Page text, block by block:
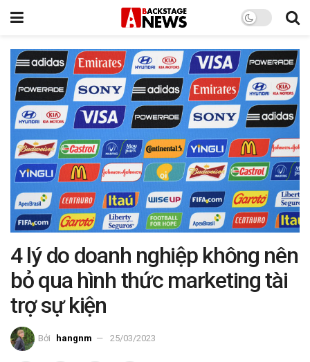
4 lý do doanh nghiệp không nên
bỏ qua hình thức marketing tài
trợ sự kiện
Bởi hangnm 25/03/2023